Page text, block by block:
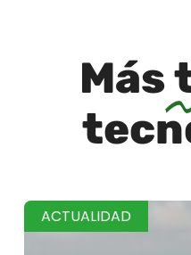
Más
ACTUALIDAD